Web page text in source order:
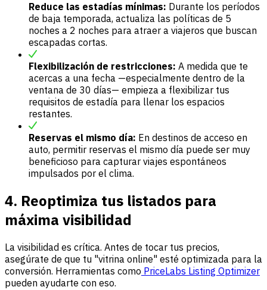
Reduce las estadías mínimas: Durante los períodos
de baja temporada, actualiza las políticas de 5
noches a 2 noches para atraer a viajeros que buscan
escapadas cortas.
Flexibilización de restricciones: A medida que te
acercas a una fecha —especialmente dentro de la
ventana de 30 días— empieza a flexibilizar tus
requisitos de estadía para llenar los espacios
restantes.
Reservas el mismo día: En destinos de acceso en
auto, permitir reservas el mismo día puede ser muy
beneficioso para capturar viajes espontáneos
impulsados por el clima.
4. Reoptimiza tus listados para
máxima visibilidad
La visibilidad es crítica. Antes de tocar tus precios,
asegúrate de que tu "vitrina online" esté optimizada para la
conversión. Herramientas como PriceLabs Listing Optimizer
pueden ayudarte con eso.